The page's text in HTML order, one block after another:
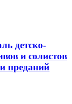
детско-
и солистов
преданий